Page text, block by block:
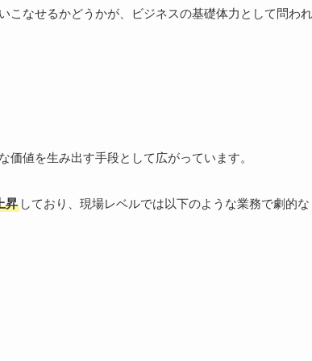
こなせるかどうかが、ビジネスの基礎体力として問われ
値を生み出す手段として広がっています。
昇 しており、現場レベルでは以下のような業務で劇的な